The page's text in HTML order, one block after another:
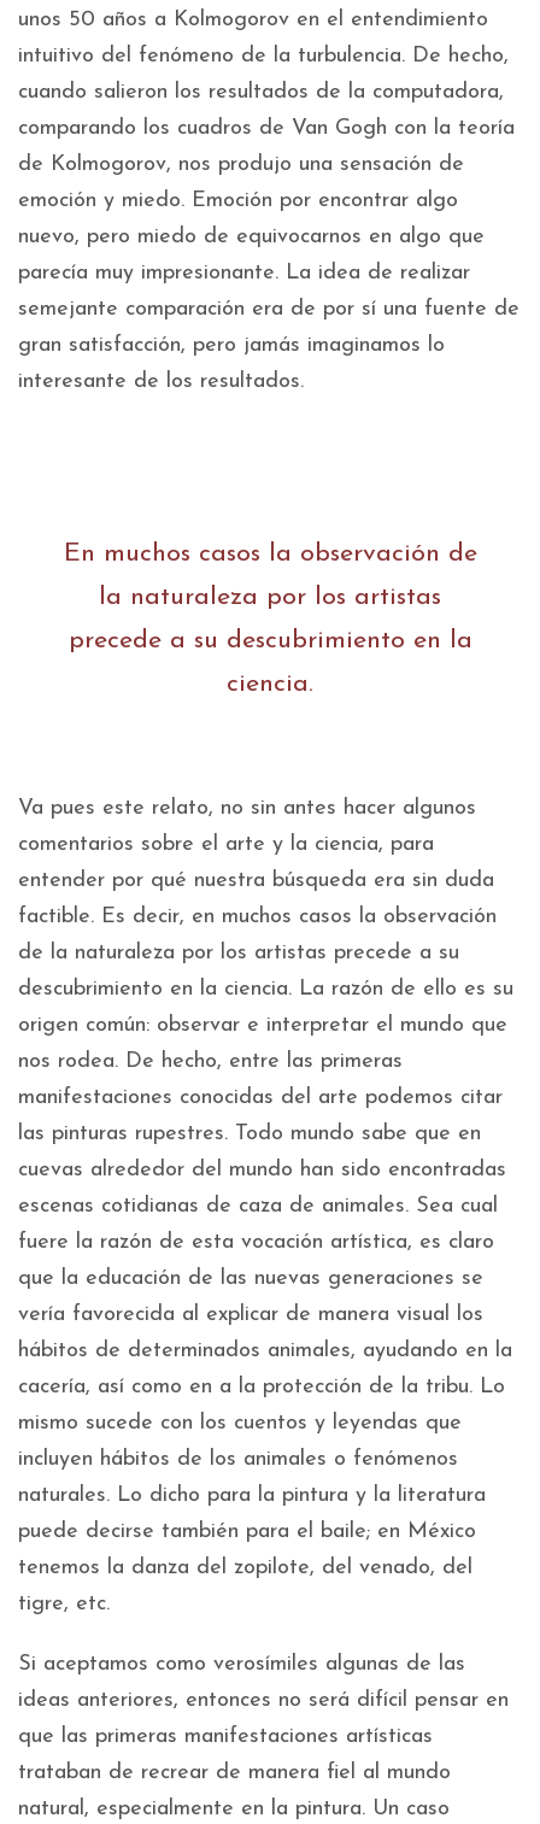
unos 50 años a Kolmogorov en el entendimiento
intuitivo del fenómeno de la turbulencia. De hecho,
cuando salieron los resultados de la computadora,
comparando los cuadros de Van Gogh con la teoría
de Kolmogorov, nos produjo una sensación de
emoción y miedo. Emoción por encontrar algo
nuevo, pero miedo de equivocarnos en algo que
parecía muy impresionante. La idea de realizar
semejante comparación era de por sí una fuente de
gran satisfacción, pero jamás imaginamos lo
interesante de los resultados.
En muchos casos la observación de
la naturaleza por los artistas
precede a su descubrimiento en la
ciencia.
Va pues este relato, no sin antes hacer algunos
comentarios sobre el arte y la ciencia, para
entender por qué nuestra búsqueda era sin duda
factible. Es decir, en muchos casos la observación
de la naturaleza por los artistas precede a su
descubrimiento en la ciencia. La razón de ello es su
origen común: observar e interpretar el mundo que
nos rodea. De hecho, entre las primeras
manifestaciones conocidas del arte podemos citar
las pinturas rupestres. Todo mundo sabe que en
cuevas alrededor del mundo han sido encontradas
escenas cotidianas de caza de animales. Sea cual
fuere la razón de esta vocación artística, es claro
que la educación de las nuevas generaciones se
vería favorecida al explicar de manera visual los
hábitos de determinados animales, ayudando en la
cacería, así como en a la protección de la tribu. Lo
mismo sucede con los cuentos y leyendas que
incluyen hábitos de los animales o fenómenos
naturales. Lo dicho para la pintura y la literatura
puede decirse también para el baile; en México
tenemos la danza del zopilote, del venado, del
tigre, etc.
Si aceptamos como verosímiles algunas de las
ideas anteriores, entonces no será difícil pensar en
que las primeras manifestaciones artísticas
trataban de recrear de manera fiel al mundo
natural, especialmente en la pintura. Un caso